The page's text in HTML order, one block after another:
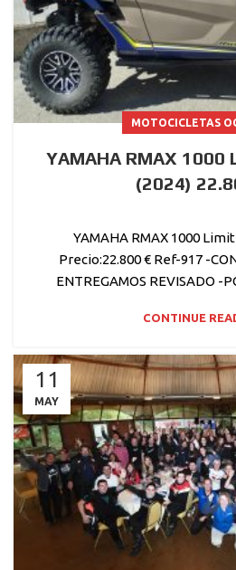
MOTOCICLETAS
YAMAHA RMAX
(2024)
YAMAHA RMAX 1000
Precio:22.800 € Ref-917 -
ENTREGAMOS REVISADO -
CONTINUE
11
MAY